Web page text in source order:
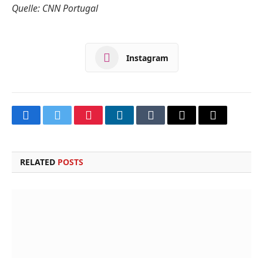
Quelle: CNN Portugal
Instagram
FacebookTwitterPinterestLinkedInTumblrEmail
Copy
RELATED POSTS